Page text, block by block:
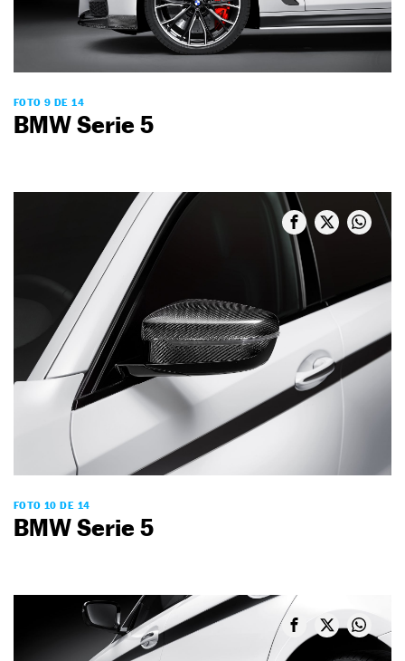
FOTO 9 DE 14
BMW Serie 5
FOTO 10 DE 14
BMW Serie 5